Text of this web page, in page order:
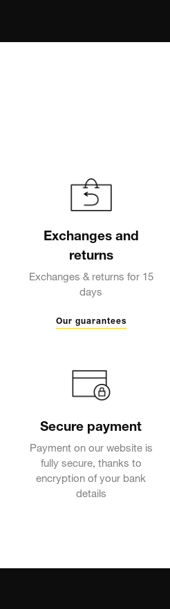
Exchanges and
returns
Exchanges & returns for 15
days
Our guarantees
Secure payment
Payment on our website is
fully secure, thanks to
encryption of your bank
details